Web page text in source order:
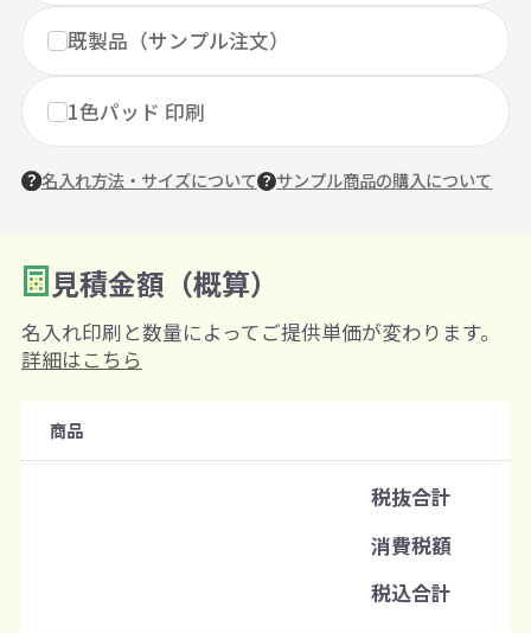
既製品（サンプル注文）
1色パッド 印刷
名入れ方法・サイズについて サンプル商品の購入について
2 数量を入力
購入条件
既製品：100個から
名入れあり：100個から
見積金額（概算）
名入れ印刷と数量によってご提供単価が変わります。
詳細はこちら
商品
税抜合計
消費税額
税込合計